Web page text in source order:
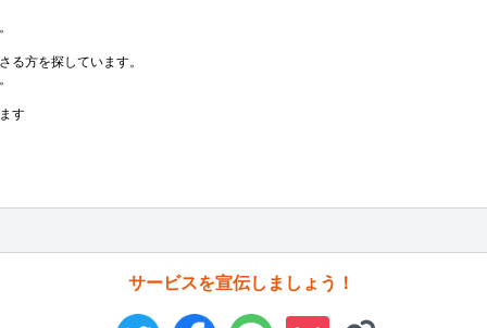
る方を探しています。
す
サービスを宣伝しましょう！